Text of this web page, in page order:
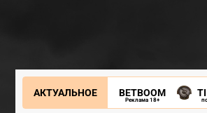
АКТУАЛЬНОЕ BETBOOM
Реклама 18+